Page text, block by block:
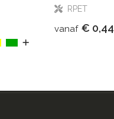
RPET
vanaf € 0,44